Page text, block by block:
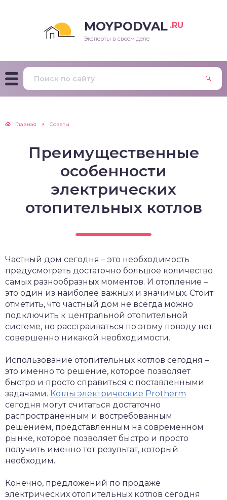
MOYPODVAL .RU
Эксперты в своем деле
Главная Советы
Преимущественные
особенности
электрических
отопительных котлов
Частный дом сегодня – это необходимость
предусмотреть достаточно большое количество
самых разнообразных моментов. И отопление –
это один из наиболее важных и значимых. Стоит
отметить, что частный дом не всегда можно
подключить к центральной отопительной
системе, но расстраиваться по этому поводу нет
совершенно никакой необходимости.
Использование отопительных котлов сегодня –
это именно то решение, которое позволяет
быстро и просто справиться с поставленными
задачами. Котлы электрические Protherm
сегодня могут считаться достаточно
распространенным и востребованным
решением, представленным на современном
рынке, которое позволяет быстро и просто
получить именно тот результат, который
необходим.
Конечно, предложений по продаже
электрических отопительных котлов сегодня